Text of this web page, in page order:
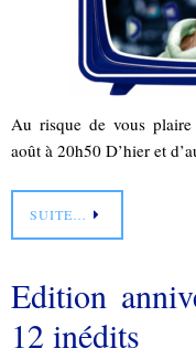
Au risque de vous
août à 20h50 D’hier et
SUITE…
Edition
12 inédits